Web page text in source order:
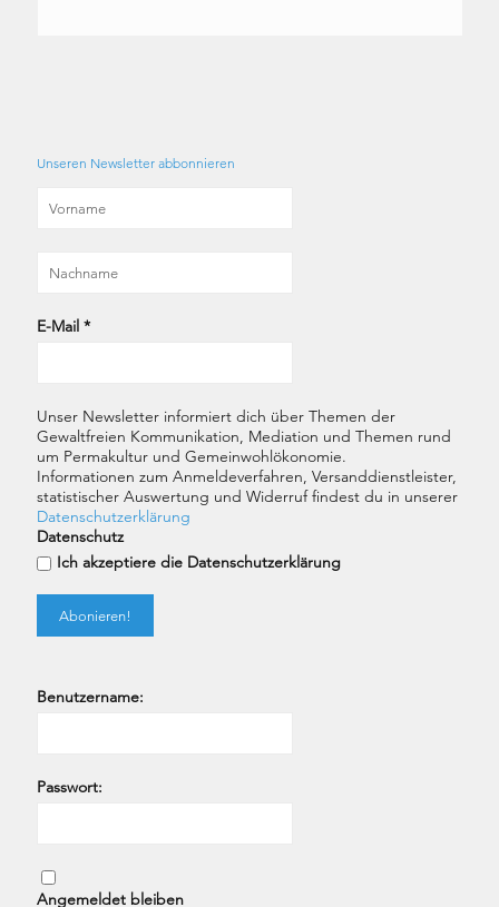
Unseren Newsletter abbonnieren
E-Mail *
Unser Newsletter informiert dich über Themen der
Gewaltfreien Kommunikation, Mediation und Themen rund
um Permakultur und Gemeinwohlökonomie.
Informationen zum Anmeldeverfahren, Versanddienstleister,
statistischer Auswertung und Widerruf findest du in unserer
Datenschutzerklärung
Datenschutz
Ich akzeptiere die Datenschutzerklärung
Benutzername:
Passwort:
Angemeldet bleiben